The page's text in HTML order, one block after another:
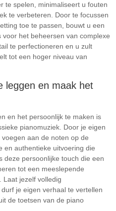
te spelen, minimaliseert u fouten
te verbeteren. Door te focussen
toe te passen, bouwt u een
het beheersen van complexe
te perfectioneren en u zult
tot een hoger niveau van
leggen en maak het
en het persoonlijk te maken is
pianomuziek. Door je eigen
aan de noten op de
en authentieke uitvoering die
deze persoonlijke touch die een
tot een meeslepende
Laat jezelf volledig
je eigen verhaal te vertellen
de toetsen van de piano